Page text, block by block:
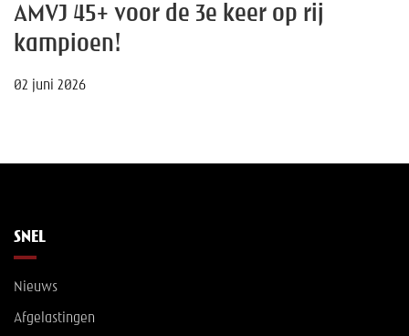
AMVJ 45+ voor de 3e keer op rij
kampioen!
02 juni 2026
SNEL
Nieuws
Afgelastingen